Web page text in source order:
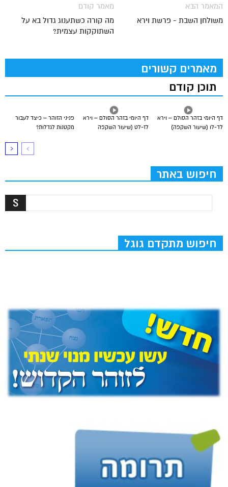
מאמר קודם
מה קורה כשתענוג גדול בא על
השתוקקות עצמית?
המאמר הבא
משולחן השבת - פרשת וירא
מאמרים קשורים
תוכן קודם
פניני הזוהר – כיצד לעבור
מקטנות לגדלות?
דף היומי בזהר הסולם – וירא
לז-לט (שיעור השקפה
דף היומי בזהר הסולם – וירא
לד-לו (שיעור השקפה)
חיפוש באתר
חיפוש מתקדם גוגל